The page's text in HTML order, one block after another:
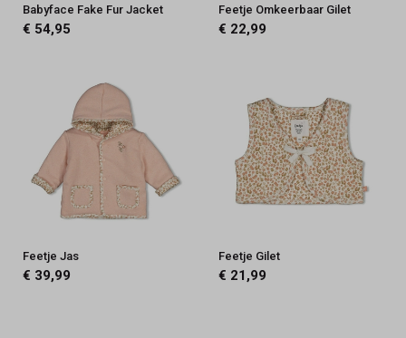
Babyface Fake Fur Jacket
€ 54,95
Feetje Omkeerbaar Gilet
€ 22,99
Feetje Jas
€ 39,99
Feetje Gilet
€ 21,99